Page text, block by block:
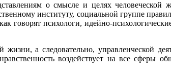
о смысле и целях
институту, социальной группе
говорят психологи, идейно-
жизни, а следовательно,
воздействует на все